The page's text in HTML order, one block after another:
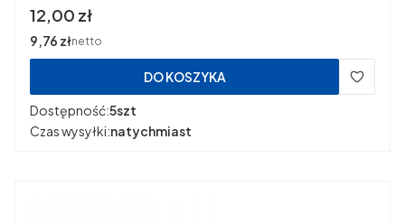
Cena
12,00 zł
Cena
9,76 złnetto
DO KOSZYKA
Dostępność:5szt
Czas wysyłki:natychmiast